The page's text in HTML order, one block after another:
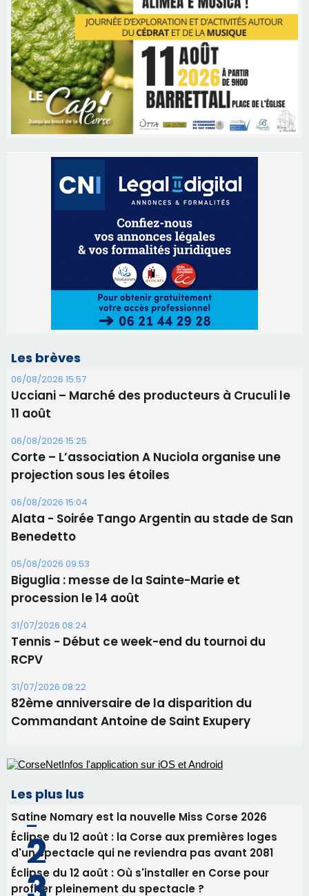
Les brèves
Ucciani – Marché des producteurs à Cruculi le
Corte – L’association A Nuciola organise une
projection sous les étoiles
Alata - Soirée Tango Argentin au stade de San
Benedetto
05/08/2026 09:53
Biguglia : messe de la Sainte-Marie et
procession le 14 août
31/07/2026 08:24
Tennis - Début ce week-end du tournoi du
RCPV
31/07/2026 08:22
82ème anniversaire de la disparition du
Commandant Antoine de Saint Exupery
Les plus lus
Satine Nomary est la nouvelle Miss Corse 2026
d'un spectacle qui ne reviendra pas avant 2081
Éclipse du 12 août : Où s'installer en Corse pour
profiter pleinement du spectacle ?
consommation en recul dans les restaurants
face à une nouvelle escroquerie au faux vendeur de
vin
Newsletter